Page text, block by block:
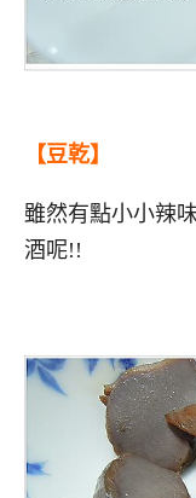
【豆乾】
雖然有點小小辣
酒呢!!